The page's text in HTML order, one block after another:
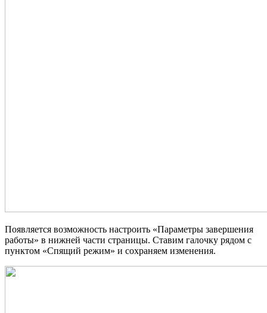
Появляется возможность настроить «Параметры завершения
работы» в нижней части страницы. Ставим галочку рядом с
пунктом «Спящий режим» и сохраняем изменения.